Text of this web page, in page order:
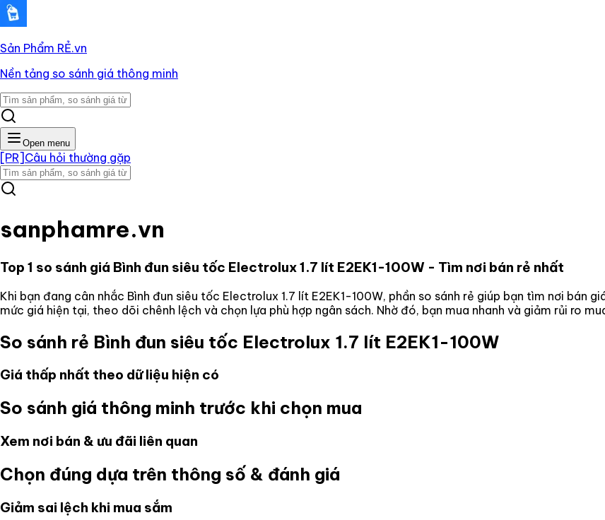
Sản Phẩm RẺ.vn
Nền tảng so sánh giá thông minh
Open menu
[PR] Câu hỏi thường gặp
sanphamre.vn
Top 1 so sánh giá Bình đun siêu tốc Electrolux 1.7 lít E2EK1-100W - Tìm nơi bán rẻ nhất
Khi bạn đang cân nhắc Bình đun siêu tốc Electrolux 1.7 lít E2EK1-100W, phần so sánh rẻ giúp bạn tìm nơi bán
mức giá hiện tại, theo dõi chênh lệch và chọn lựa phù hợp ngân sách. Nhờ đó, bạn mua nhanh và giảm rủi ro
So sánh rẻ Bình đun siêu tốc Electrolux 1.7 lít E2EK1-100W
Giá thấp nhất theo dữ liệu hiện có
So sánh giá thông minh trước khi chọn mua
Xem nơi bán & ưu đãi liên quan
Chọn đúng dựa trên thông số & đánh giá
Giảm sai lệch khi mua sắm